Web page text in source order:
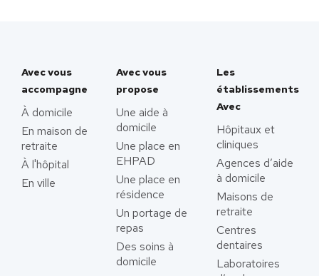
Avec vous
accompagne
À domicile
En maison de
retraite
À l'hôpital
En ville
Avec vous
propose
Une aide à
domicile
Une place en
EHPAD
Une place en
résidence
Un portage de
repas
Des soins à
domicile
Les
établissements
Avec
Hôpitaux et
cliniques
Agences d’aide
à domicile
Maisons de
retraite
Centres
dentaires
Laboratoires